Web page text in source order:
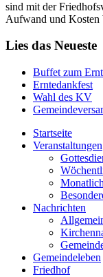
sind mit der
Aufwand und Kosten
Lies das Neueste
Buffet zum
Erntedankfest
Wahl des KV
Startseite
Veranstaltungen
Nachrichten
Gemeindeleben
Friedhof